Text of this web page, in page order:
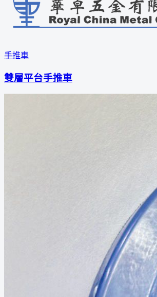
手推車
雙層平台手推車